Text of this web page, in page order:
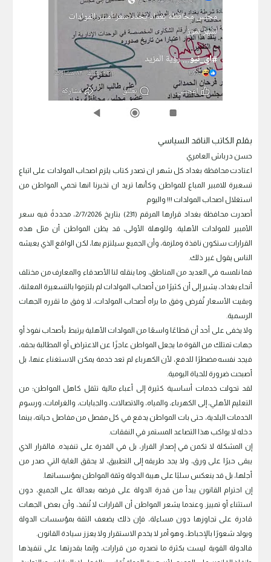
بقلم الكاتب الناقد السياسي
حسن درباش العامري
اعتادت محافظة بغداد كل شهر ان تصدر كتاب يلزم اصحاب المولدات على اتباع
تسعيرة للامبير المباع للمواطن وكأنها تريد ان تخبرنا انها تحمي المواطن من
استغلال اصحاب المولدات !!! واليوم
أصدرت محافظة بغداد قرارها المرقم (231) بتاريخ 2/7/2026، محددةً فيه سعر
الأمبير للمولدات الأهلية. وللوهلة الأولى، قد يظن المواطن أن مثل هذه
القرارات ستكون نافذة وملزمة، وأن الجميع سيلتزم بها، لكن الواقع الذي يعيشه
الناس يقول غير ذلك.
فما نلمسه في العديد من المناطق، وما ينقله لنا الأصدقاء والمعارف من مختلف
أنحاء بغداد، يشير إلى أن كثيرًا من أصحاب المولدات لم يلتزموا بالتسعيرة المعلنة،
وبقيت الأسعار تُفرض وفق ما يراه أصحاب المولدات، لا وفق ما تقرره الجهات
الرسمية.
ولا يخفى على أحد أن قطاعًا واسعًا من المولدات الأهلية يرتبط بأصحاب نفوذ أو
جهات تمتلك من القوة ما يجعل المواطن عاجزًا عن الاعتراض أو المطالبة بحقه،
فيجد نفسه مضطرًا للدفع، لأن الكهرباء لم تعد خدمة يمكن الاستغناء عنها، بل
أصبحت ضرورة للحياة اليومية.
لقد تحولت خدمات أساسية كثيرة إلى أعباء مالية تثقل كاهل المواطن؛ من
التعليم الأهلي، إلى الكهرباء، والمياه، والاتصالات، والجبايات، والغرامات، ورسوم
الخدمات البلدية، حتى بات المواطن يدفع في كل مفصل من مفاصل حياته، بينما
دخله لا يواكب هذا التصاعد المستمر في النفقات.
إن المشكلة لا تكمن في إصدار القرار، بل في القدرة على تنفيذه. فالقرار الذي
يبقى حبرًا على ورق، ولا يجد طريقه إلى التطبيق، لا يحقق الغاية التي صدر من
أجلها، بل قد ينعكس سلبًا على هيبة الدولة وثقة المواطن بمؤسساتها.
إن احترام القانون يبدأ من قدرة الدولة على فرضه بعدالة على الجميع، دون
استثناء أو تمييز. وعندما يشعر المواطن أن القرارات لا تُنفذ، وأن بعض الجهات
قادرة على تجاوزها دون مساءلة، فإن ذلك يضعف الثقة بمؤسسات الدولة
ويولد شعورًا بالإحباط، وهو أمر لا يخدم الاستقرار ولا يعزز سيادة القانون.
فالدولة القوية ليست بكثرة ما تصدره من قرارات، وإنما بقدرتها على تنفيذها